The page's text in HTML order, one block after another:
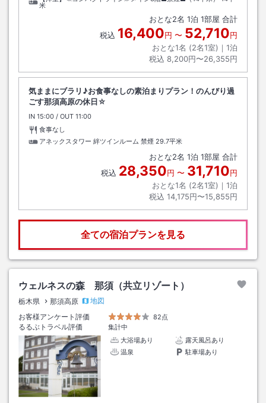
米
おとな2名 1泊 1部屋 合計
税込 16,400円 〜 52,710円
おとな1名 (2名1室)｜ 1泊
税込 8,200円〜26,355円
気ままにブラリ♪お食事なしの素泊まりプラン！のんびり過
ごす那須高原の休日☆
IN チェックイン
15:00 / OUT チェックアウト
11:00
食事なし
アネックスタワー 絆ツインルーム 禁煙 29.7平米
おとな2名 1泊 1部屋 合計
税込 28,350円 〜 31,710円
おとな1名 (2名1室)｜ 1泊
税込 14,175円〜15,855円
全ての宿泊プランを見る
ウェルネスの森 那須（共立リゾート）
栃木県 那須高原
地図
お客様アンケート評価
82点
るるぶトラベル評価
集計中
大浴場あり
露天風呂あり
温泉
駐車場あり